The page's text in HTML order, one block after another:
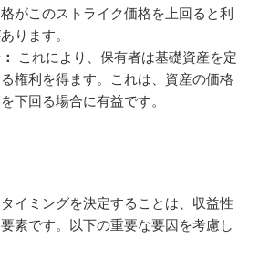
がこのストライク価格を上回ると利
ります。
これにより、保有者は基礎資産を定
権利を得ます。これは、資産の価格
下回る場合に有益です。
イミングを決定することは、収益性
素です。以下の重要な要因を考慮し